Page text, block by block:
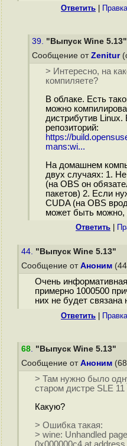
Ответить Правка
39. "Выпуск Wine 5.13"
Сообщение от Zenitur
> Интересно, на
компиляете?
В облаке. Есть
можно
дистрибутив
репозиторий:
https://
mans:wi...
На домашнем
двух случаях: 1.
(на OBS он
пакетов) 2. Если
CUDA (на OBS
может быть можно,
Ответить
44. "Выпуск Wine 5.13"
Сообщение от Аноним
Очень
примерно 1000500
них не будет
Ответить Правка
68. "Выпуск Wine 5.13"
Сообщение от Аноним
> Там нужно было
старом дистре SLE
Какую?
> Ошибка такая:
> wine: Unhandled
0x000000c4 at